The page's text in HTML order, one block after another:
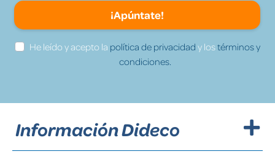
¡Apúntate!
He leído y acepto la política de privacidad y lostérminos y
condiciones.
Información Dideco